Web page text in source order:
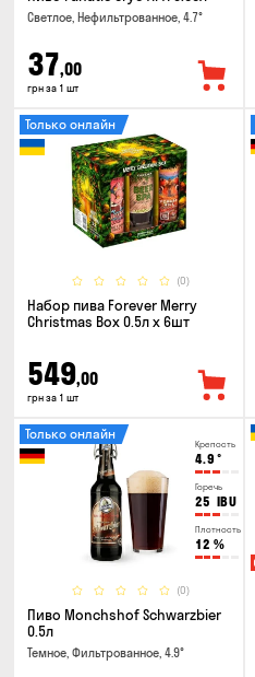
Светлое, Нефильтрованное, 4.7°
37,00
грн за 1 шт
(0)
Только онлайн
Набор пива Forever Merry
Christmas Box 0.5л x 6шт
549,00
грн за 1 шт
Крепость
4.9 °
Горечь
25 IBU
Плотность
12 %
(0)
Только онлайн
Пиво Monchshof Schwarzbier
0.5л
Темное, Фильтрованное, 4.9°